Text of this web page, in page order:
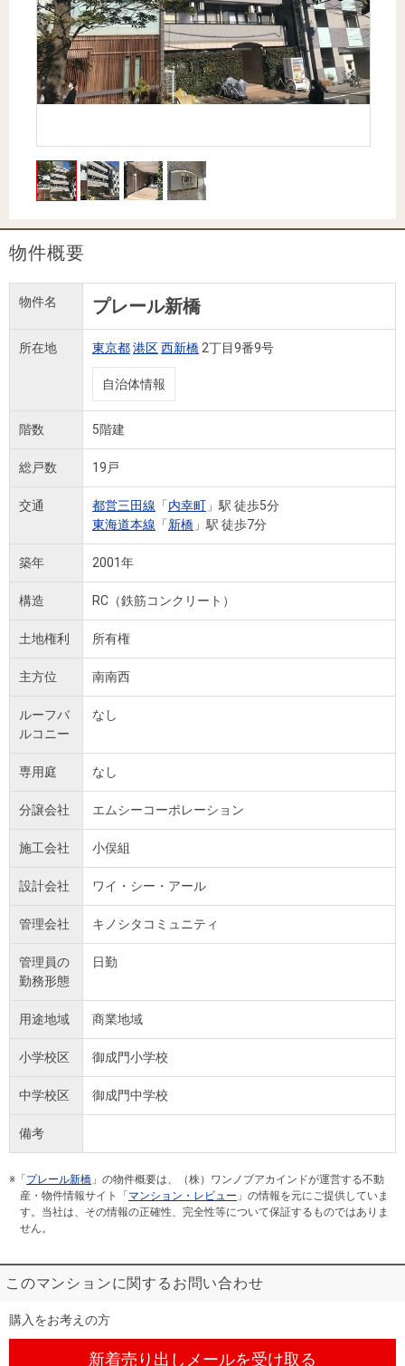
購入向け
サービス
住宅ロー
ンシミュ
レーショ
ン
住まい1プ
ラス（お
役立ちコ
ラム）
住まいと
暮らしの
税金の本
（電子ブ
ック）
購入ガイ
ド
ラム）
住まいと
暮らしの
税金の本
ック）
売却ガイ
ド
物件概要
物件名 プレール新橋
所在地 東京都港区西新橋 2丁目9番9号
自治体情報
階数 5階建
総戸数 19戸
交通 都営三田線 「内幸町 」駅 徒歩5分
東海道本線 「新橋 」駅 徒歩7分
築年 2001年
構造 RC（鉄筋コンクリート）
土地権利 所有権
主方位 南南西
ルーフバ
ルコニー
なし
専用庭 なし
分譲会社 エムシーコーポレーション
施工会社 小俣組
設計会社 ワイ・シー・アール
管理会社 キノシタコミュニティ
管理員の
勤務形態
日勤
用途地域 商業地域
小学校区 御成門小学校
中学校区 御成門中学校
備考
※「 プレール新橋 」の物件概要は、（株）ワンノブアカインドが運営する不動
産・物件情報サイト「 マンション・レビュー 」の情報を元にご提供していま
す。当社は、その情報の正確性、完全性等について保証するものではありま
せん。
このマンションに関するお問い合わせ
購入をお考えの方
新着売り出しメールを受け取る